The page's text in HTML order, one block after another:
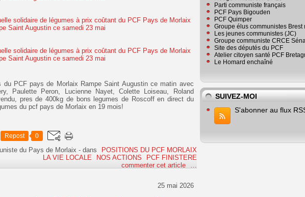
du PCF pays de Morlaix Rampe Saint Augustin ce matin avec
Paulette Peron, Lucienne Nayet, Colette Loiseau, Roland
pres de 400kg de bons legumes de Roscoff en direct du
du pcf pays de Morlaix en 19 mois!
Repost 0
du Pays de Morlaix -dans
POSITIONS DU PCF MORLAIX
LA VIE LOCALE
NOS ACTIONS
PCF FINISTERE
commenter cet article
25 mai 2026
Parti communiste français
PCF Pays Bigouden
PCF Quimper
Groupe élus communistes Brest
Les jeunes communistes (JC)
Groupe communiste CRCE
Site des députés du PCF
Atelier citoyen santé PCF
Le Homard enchaîné
SUIVEZ-MOI
S'abonner au flux